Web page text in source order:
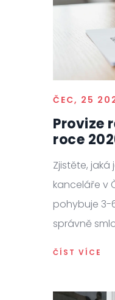
ČEC, 25
Provize
roce
Zjistěte,
kanceláře v
pohybuje 3-
správně
ČÍST VÍCE